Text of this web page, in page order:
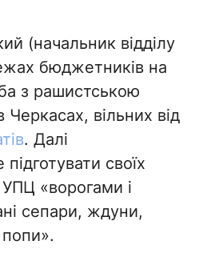
(начальник відділу
бюджетників на
з рашистською
вільних від
. Далі
своїх
«ворогами і
сепари, ждуни,